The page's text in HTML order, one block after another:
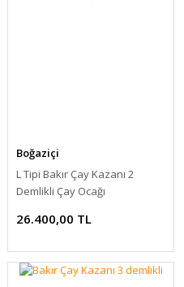
Boğaziçi
L Tipi Bakır Çay Kazanı 2
Demlikli Çay Ocağı
26.400,00 TL